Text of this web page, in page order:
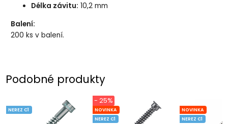
Délka závitu: 10,2 mm
Balení:
200 ks v balení.
Podobné produkty
NEREZ C1
NOVINKA
NEREZ C1
- 25%
NOVINKA
NEREZ C1